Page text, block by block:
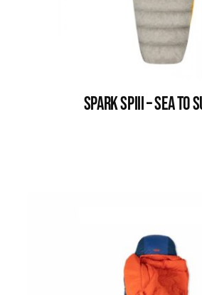
SPARK SPIII – SEA TO